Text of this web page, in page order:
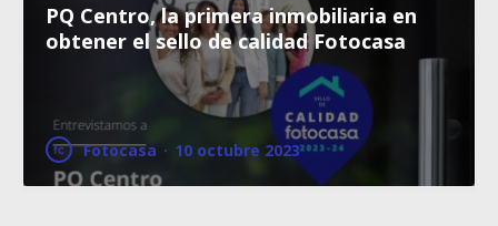
PQ Centro, la primera inmobiliaria en
obtener el sello de calidad Fotocasa
Fotocasa · 10 octubre 2023